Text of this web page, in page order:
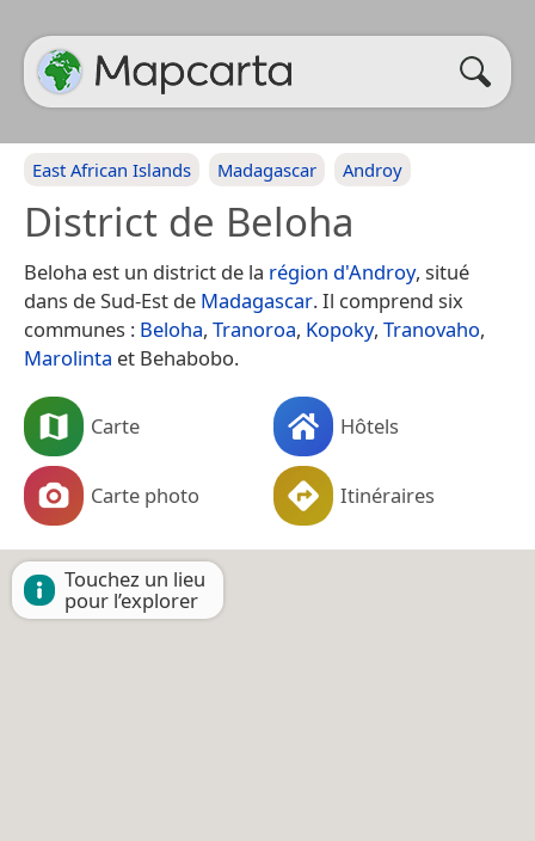
East African Islands Madagascar Androy
District de Beloha
Beloha est un district de la région d'Androy, situé
dans de Sud-Est de Madagascar. Il comprend six
communes : Beloha, Tranoroa, Kopoky, Tranovaho,
Marolinta et Behabobo.
Carte Hôtels
Carte photo Itinéraires
Touchez un lieu
pour l’explorer